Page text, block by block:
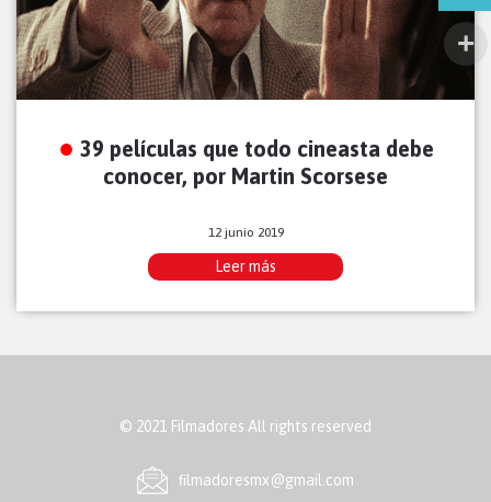
39 películas que todo cineasta debe
conocer, por Martin Scorsese
12 junio 2019
Leer más
© 2021 Filmadores All rights reserved
ﬁlmadoresmx@gmail.com